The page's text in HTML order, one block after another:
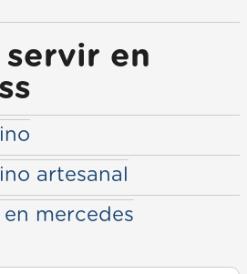
servir en
artesanal
mercedes